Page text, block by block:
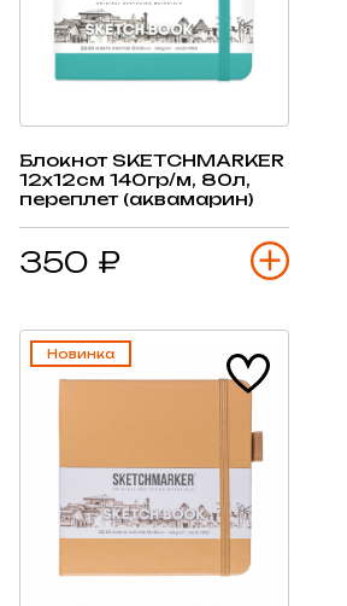
Блокнот SKETCHMARKER
12х12см 140гр/м, 80л,
переплет (аквамарин)
350 ₽
Новинка